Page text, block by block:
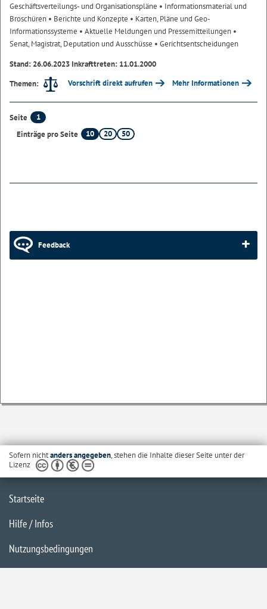
Geschäftsverteilungs- und Organisationspläne • Informationsmaterial und
Broschüren • Berichte und Konzepte • Karten, Pläne und Geo-
Informationssysteme • Aktuelle Meldungen und Pressemitteilungen •
Senat, Magistrat, Deputation und Ausschüsse • Gerichtsentscheidungen
Stand: 26.06.2023 Inkrafttreten: 11.01.2000
Themen:
Vorschrift direkt aufrufen Mehr Informationen
Seite
1
Einträge pro Seite
10 20 50
Feedback
Sofern nichtanders angegeben, stehen die Inhalte dieser Seite unter der
Lizenz
Startseite
Hilfe / Infos
Nutzungsbedingungen